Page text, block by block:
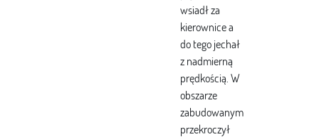
wsiadł za
kierownice a
do tego jechał
z nadmierną
prędkością. W
obszarze
zabudowanym
przekroczył